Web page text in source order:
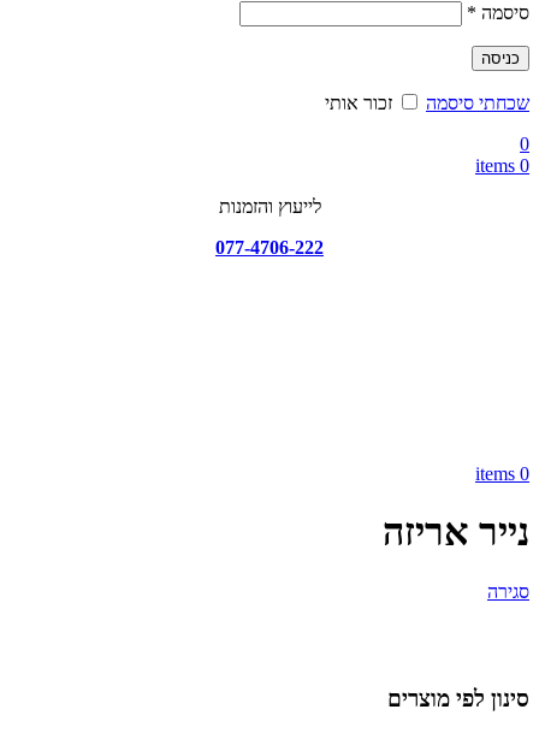
סיסמה *
כניסה
שכחתי סיסמה
זכור אותי
0
0
items
לייעוץ והזמנות
077-4706-222
0
items
נייר אריזה
סגירה
סינון לפי מוצרים